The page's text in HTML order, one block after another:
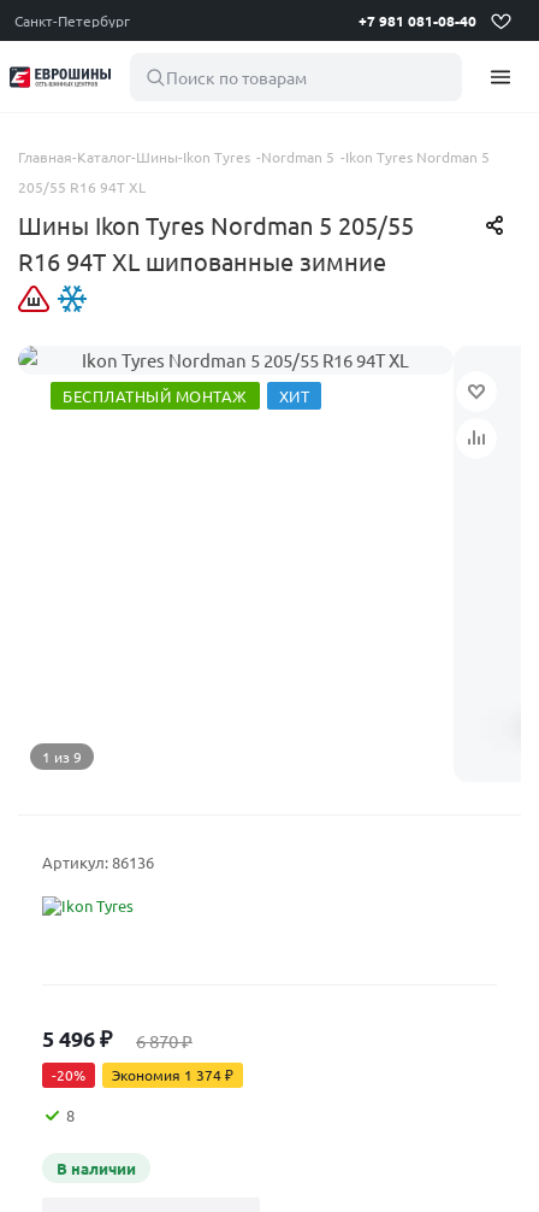
Санкт-Петербург +7 981 081-08-40
Поиск по товарам
Главная-Каталог-Шины-Ikon Tyres -Nordman 5 -Ikon Tyres Nordman 5
205/55 R16 94T XL
Шины Ikon Tyres Nordman 5 205/55
R16 94T XL шипованные зимние
БЕСПЛАТНЫЙ МОНТАЖ ХИТ
1 из 9
Артикул:86136
5 496₽ 6 870₽
-20% Экономия 1 374₽
8
В наличии